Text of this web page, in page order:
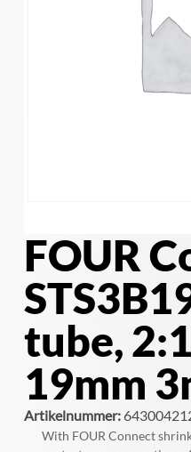
FOUR
tube,
19mm
Artikelnummer:
With FOUR Connect